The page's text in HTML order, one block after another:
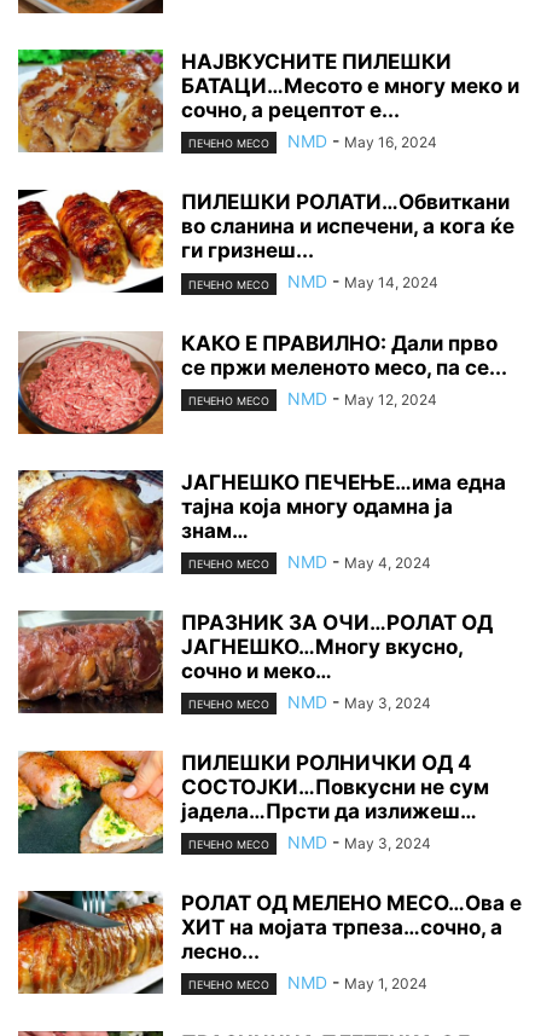
НАЈВКУСНИТЕ ПИЛЕШКИ
БАТАЦИ…Месото е многу меко и
сочно, а рецептот е...
ПЕЧЕНО МЕСО NMD - May 16, 2024
ПИЛЕШКИ РОЛАТИ…Обвиткани
во сланина и испечени, а кога ќе
ги гризнеш...
ПЕЧЕНО МЕСО NMD - May 14, 2024
КАКО Е ПРАВИЛНО: Дали прво
се пржи меленото месо, па се...
ПЕЧЕНО МЕСО NMD - May 12, 2024
ЈАГНЕШКО ПЕЧЕЊЕ…има една
тајна која многу одамна ја
знам…
ПЕЧЕНО МЕСО NMD - May 4, 2024
ПРАЗНИК ЗА ОЧИ…РОЛАТ ОД
ЈАГНЕШКО…Многу вкусно,
сочно и меко…
ПЕЧЕНО МЕСО NMD - May 3, 2024
ПИЛЕШКИ РОЛНИЧКИ ОД 4
СОСТОЈКИ…Повкусни не сум
јадела…Прсти да излижеш…
ПЕЧЕНО МЕСО NMD - May 3, 2024
РОЛАТ ОД МЕЛЕНО МЕСО…Ова е
ХИТ на мојата трпеза…сочно, а
лесно...
ПЕЧЕНО МЕСО NMD - May 1, 2024